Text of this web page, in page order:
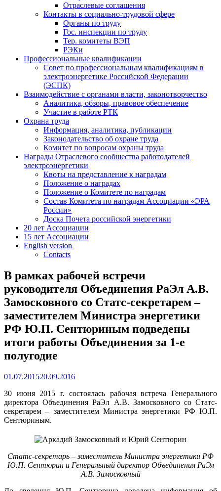
Отраслевые соглашения
Контакты в социально-трудовой сфере
Органы по труду
Гос. инспекции по труду
Тер. комитеты ВЭП
РЭКи
Профессиональные квалификации
Совет по профессиональным квалификациям в
электроэнергетике Российской Федерации
(ЭСПК)
Взаимодействие с органами власти, законотворчество
Аналитика, обзоры, правовое обеспечение
Участие в работе РТК
Охрана труда
Информация, аналитика, публикации
Законодательство об охране труда
Комитет по вопросам охраны труда
Награды Отраслевого сообщества работодателей
электроэнергетики
Квоты на представление к наградам
Положение о наградах
Положение о Комитете по наградам
Состав Комитета по наградам Ассоциации «ЭРА
России»
Доска Почета российской энергетики
20 лет Ассоциации
15 лет Ассоциации
English version
Contacts
В рамках рабочей встречи
руководителя Объединения РаЭл А.В.
Замосковного со Статс-секретарем –
заместителем Министра энергетики
РФ Ю.П. Сентюриным подведены
итоги работы Объединения за 1-е
полугодие
01.07.201520.09.2016
30 июня 2015 г. состоялась рабочая встреча Генерального
директора Объединения РаЭл А.В. Замосковного со Статс-
секретарем – заместителем Министра энергетики РФ Ю.П.
Сентюриным.
Статс-секретарь – заместитель Министра энергетики РФ
Ю.П. Сентюрин и Генеральный директор Объединения РаЭл
А.В. Замосковный